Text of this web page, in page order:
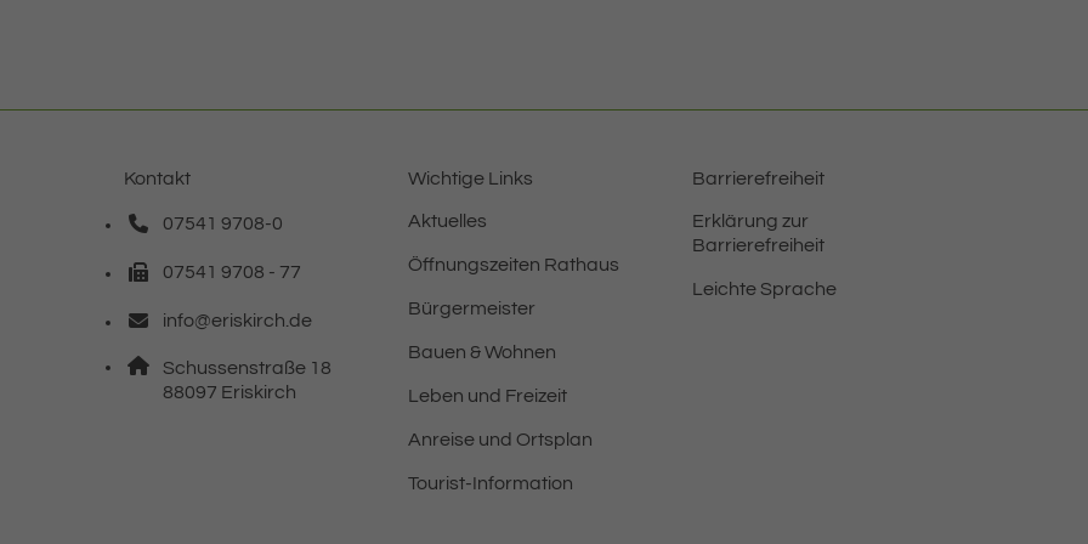
Kontakt
07541 9708-0
Telefonnummer: 0 7 5 4 1 9 7 0 8 0
07541 9708 - 77
Faxnummer: 0 7 5 4 1 9 7 0 8 7 7
info@eriskirch.de
E-Mail Adresse: info@eriskirch.de
Adresse:
Schussenstraße 18
88097 , 8 8 0 9 7
Eriskirch
Wichtige Links
Aktuelles
Öffnungszeiten Rathaus
Bürgermeister
Bauen & Wohnen
Leben und Freizeit
Anreise und Ortsplan
Tourist-Information
Barrierefreiheit
Erklärung zur
Barrierefreiheit
Leichte Sprache